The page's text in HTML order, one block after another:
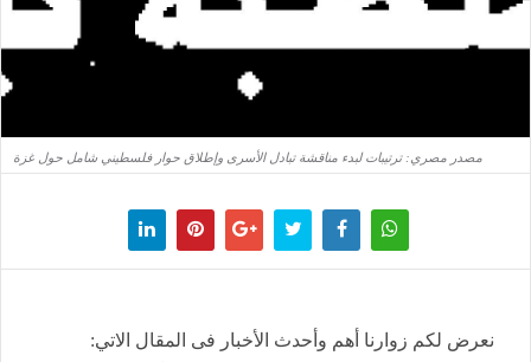
مصدر مصري: ترتيبات لبدء مناقشة تبادل الأسرى وإطلاق حوار فلسطيني شامل حول غزة
نعرض لكم زوارنا أهم وأحدث الأخبار فى المقال الاتي: